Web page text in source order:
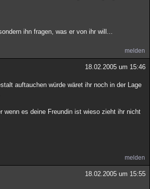
ihn fragen, was er von ihr will...
melden
18.02.2005 um 15:46
auftauchen würde wäret ihr noch in der Lage
wenn es deine Freundin ist wieso zieht ihr nicht
melden
18.02.2005 um 15:55